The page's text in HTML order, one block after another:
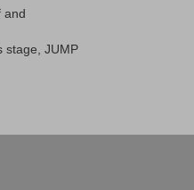
and
stage, JUMP